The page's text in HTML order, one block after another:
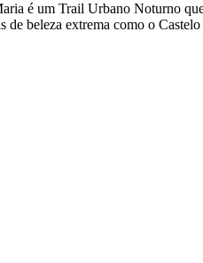
é um Trail Urbano Noturno que
de beleza extrema como o